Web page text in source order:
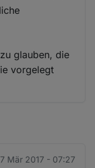
glauben, die
vorgelegt
Mär 2017 - 07:27